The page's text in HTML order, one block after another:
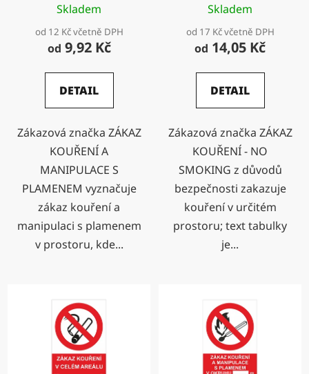
Skladem
od 12 Kč včetně DPH
od 9,92 Kč
DETAIL
Zákazová značka ZÁKAZ
KOUŘENÍ A
MANIPULACE S
PLAMENEM vyznačuje
zákaz kouření a
manipulaci s plamenem
v prostoru, kde...
Skladem
od 17 Kč včetně DPH
od 14,05 Kč
DETAIL
Zákazová značka ZÁKAZ
KOUŘENÍ - NO
SMOKING z důvodů
bezpečnosti zakazuje
kouření v určitém
prostoru; text tabulky
je...